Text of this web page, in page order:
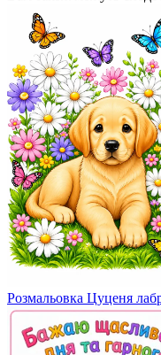
Розмальовка Цуценя